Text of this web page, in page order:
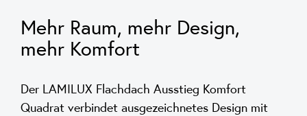
Mehr Raum, mehr Design,
mehr Komfort
Der LAMILUX Flachdach Ausstieg Komfort
Quadrat verbindet ausgezeichnetes Design mit